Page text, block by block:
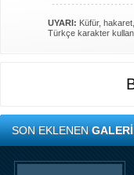
UYARI: Küfür,
Türkçe karakter
SON EKLENEN